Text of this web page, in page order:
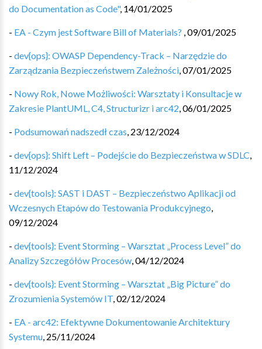
do Documentation as Code", 14/01/2025
- EA - Czym jest Software Bill of Materials? ,09/01/2025
- dev{ops}: OWASP Dependency-Track – Narzędzie do
Zarządzania Bezpieczeństwem Zależności,07/01/2025
- Nowy Rok, Nowe Możliwości: Warsztaty i Konsultacje w
Zakresie PlantUML, C4, Structurizr i arc42,06/01/2025
- Podsumowań nadszedł czas, 23/12/2024
- dev{ops}: Shift Left – Podejście do Bezpieczeństwa w SDLC,
11/12/2024
- dev{tools}: SAST i DAST – Bezpieczeństwo Aplikacji od
Wczesnych Etapów do Testowania Produkcyjnego,
09/12/2024
- dev{tools}: Event Storming – Warsztat „Process Level” do
Analizy Szczegółów Procesów,04/12/2024
- dev{tools}: Event Storming – Warsztat „Big Picture” do
Zrozumienia Systemów IT,02/12/2024
- EA - arc42: Efektywne Dokumentowanie Architektury
Systemu, 25/11/2024